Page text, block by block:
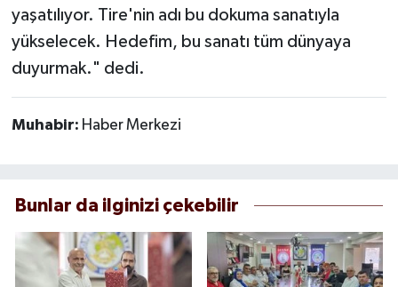
yaşatılıyor. Tire'nin adı bu dokuma sanatıyla
yükselecek. Hedefim, bu sanatı tüm dünyaya
duyurmak." dedi.
Muhabir: Haber Merkezi
Bunlar da ilginizi çekebilir